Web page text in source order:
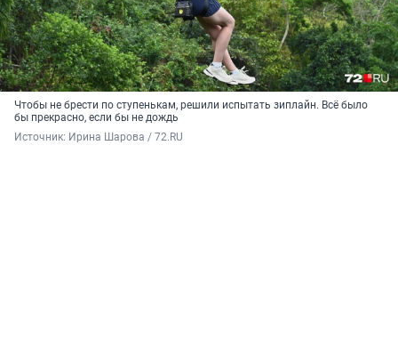
Чтобы не брести по ступенькам, решили испытать зиплайн. Всё было
бы прекрасно, если бы не дождь
Источник: Ирина Шарова / 72.RU